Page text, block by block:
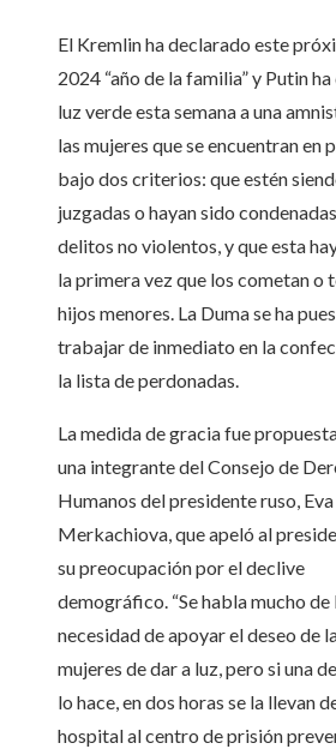
El Kremlin ha declarado este
2024 “año de la familia” y Putin
luz verde esta semana a una
las mujeres que se encuentran en
bajo dos criterios: que estén
juzgadas o hayan sido
delitos no violentos, y que esta
la primera vez que los cometan o
hijos menores. La Duma se ha
trabajar de inmediato en la
la lista de perdonadas.
La medida de gracia fue
una integrante del Consejo de
Humanos del presidente ruso, Eva
Merkachiova, que apeló al
su preocupación por el declive
demográfico. “Se habla mucho de
necesidad de apoyar el deseo de
mujeres de dar a luz, pero si una
lo hace, en dos horas se la llevan
hospital al centro de prisión